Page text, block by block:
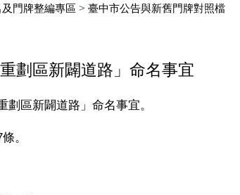
門牌整編專區 > 臺中市公告與新舊門牌對照檔
劃區新闢道路」命名事宜
區新闢道路」命名事宜。
條。